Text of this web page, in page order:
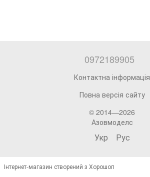
0972189905
Контактна інформація
Повна версія сайту
© 2014—2026
Азовмоделс
Укр Рус
Інтернет-магазин створений з Хорошоп